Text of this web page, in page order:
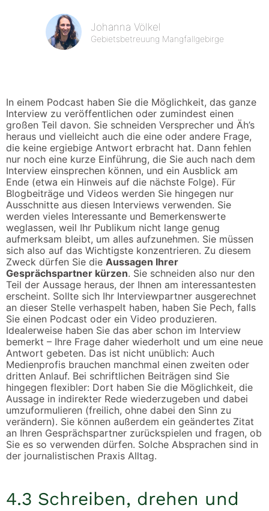
Johanna Völkel
Gebietsbetreuung Mangfallgebirge
In einem Podcast haben Sie die Möglichkeit, das ganze
Interview zu veröffentlichen oder zumindest einen
großen Teil davon. Sie schneiden Versprecher und Äh’s
heraus und vielleicht auch die eine oder andere Frage,
die keine ergiebige Antwort erbracht hat. Dann fehlen
nur noch eine kurze Einführung, die Sie auch nach dem
Interview einsprechen können, und ein Ausblick am
Ende (etwa ein Hinweis auf die nächste Folge). Für
Blogbeiträge und Videos werden Sie hingegen nur
Ausschnitte aus diesen Interviews verwenden. Sie
werden vieles Interessante und Bemerkenswerte
weglassen, weil Ihr Publikum nicht lange genug
aufmerksam bleibt, um alles aufzunehmen. Sie müssen
sich also auf das Wichtigste konzentrieren. Zu diesem
Zweck dürfen Sie die Aussagen Ihrer
Gesprächspartner kürzen. Sie schneiden also nur den
Teil der Aussage heraus, der Ihnen am interessantesten
erscheint. Sollte sich Ihr Interviewpartner ausgerechnet
an dieser Stelle verhaspelt haben, haben Sie Pech, falls
Sie einen Podcast oder ein Video produzieren.
Idealerweise haben Sie das aber schon im Interview
bemerkt – Ihre Frage daher wiederholt und um eine neue
Antwort gebeten. Das ist nicht unüblich: Auch
Medienprofis brauchen manchmal einen zweiten oder
dritten Anlauf. Bei schriftlichen Beiträgen sind Sie
hingegen flexibler: Dort haben Sie die Möglichkeit, die
Aussage in indirekter Rede wiederzugeben und dabei
umzuformulieren (freilich, ohne dabei den Sinn zu
verändern). Sie können außerdem ein geändertes Zitat
an Ihren Gesprächspartner zurückspielen und fragen, ob
Sie es so verwenden dürfen. Solche Absprachen sind in
der journalistischen Praxis Alltag.
4.3 Schreiben, drehen und